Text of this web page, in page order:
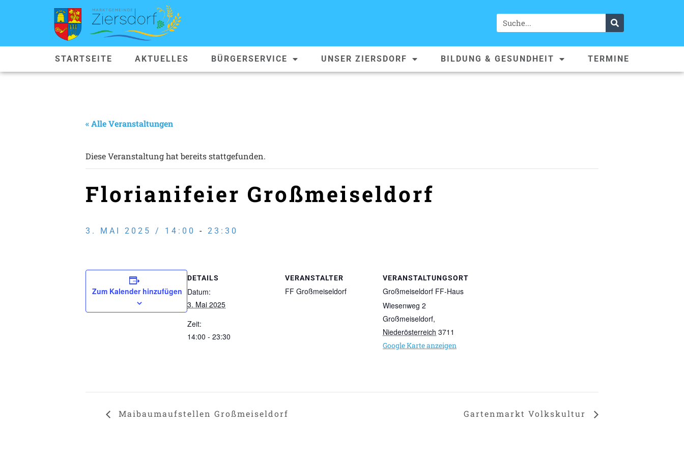
STARTSEITE AKTUELLES BÜRGERSERVICE UNSER ZIERSDORF BILDUNG & GESUNDHEIT TERMINE
« Alle Veranstaltungen
Diese Veranstaltung hat bereits stattgefunden.
Florianifeier Großmeiseldorf
3. MAI 2025 / 14:00 - 23:30
Zum Kalender hinzufügen
DETAILS
Datum:
3. Mai 2025
Zeit:
14:00 - 23:30
VERANSTALTER
FF Großmeiseldorf
VERANSTALTUNGSORT
Großmeiseldorf FF-Haus
Wiesenweg 2
Großmeiseldorf,
Niederösterreich 3711
Google Karte anzeigen
Maibaumaufstellen Großmeiseldorf Gartenmarkt Volkskultur